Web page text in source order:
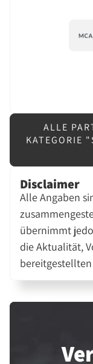
ALLE
KATEGORIE
Disclaimer
Alle Angaben
übernimmt
die Aktualität,